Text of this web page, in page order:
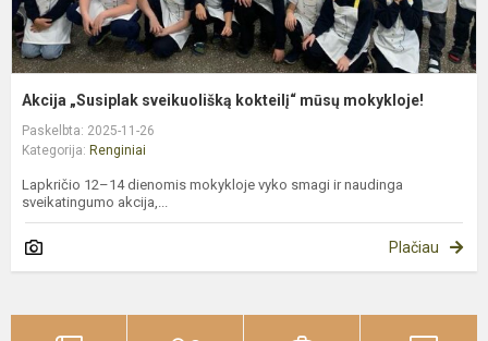
Akcija „Susiplak sveikuolišką kokteilį“ mūsų mokykloje!
Paskelbta: 2025-11-26
Kategorija: Renginiai
Lapkričio 12–14 dienomis mokykloje vyko smagi ir naudinga
sveikatingumo akcija,...
Plačiau